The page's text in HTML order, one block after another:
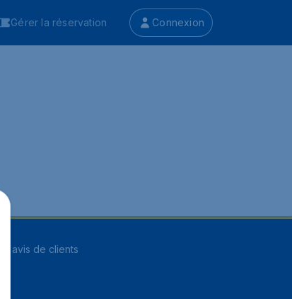
Gérer la réservation Connexion
avis de clients